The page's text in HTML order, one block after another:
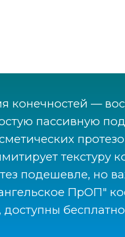
конечностей —
пассивную
текстуру
подешевле, но
ПрОП"